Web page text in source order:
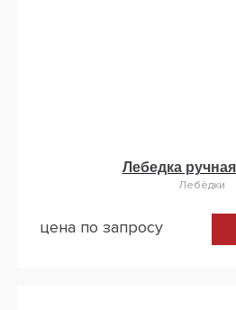
Лебедка
Лебёдки
цена по запросу